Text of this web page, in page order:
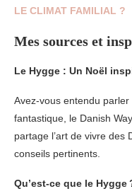
LE CLIMAT FAMILIAL ?
Mes sources et
Le Hygge : Un Noël
Avez-vous entendu
fantastique, le Danish
partage l’art de vivre des
conseils pertinents.
Qu’est-ce que le Hygge